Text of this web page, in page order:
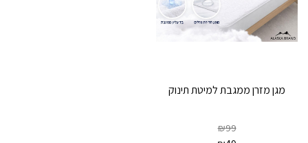
מגן מזרן ממגבת למיטת תינוק
₪99